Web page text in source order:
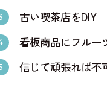
古い喫茶店をDIY
看板商品にフルー
信じて頑張れば不